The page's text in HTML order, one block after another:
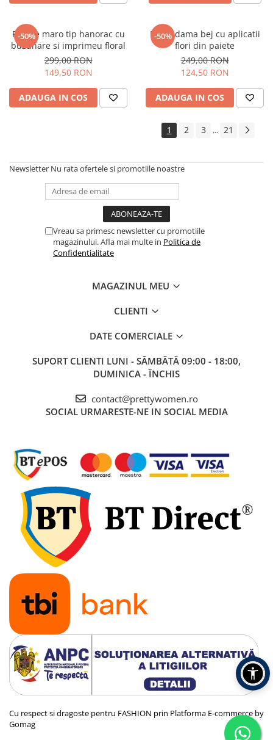
-50%
Rochie maro tip hanorac cu
buzunare si imprimeu floral
299,00 RON
149,50 RON
ADAUGA IN COS
-50%
Bluza dama bej cu aplicatii
flori din paiete
249,00 RON
124,50 RON
ADAUGA IN COS
1 2 3 ... 21
Newsletter Nu rata ofertele si promotiile noastre
Vreau sa primesc newsletter cu promotiile
magazinului. Afla mai multe in Politica de
Confidentialitate
MAGAZINUL MEU
CLIENTI
DATE COMERCIALE
SUPORT CLIENTI LUNI - SÂMBĂTĂ 09:00 - 18:00,
DUMINICA - ÎNCHIS
contact@prettywomen.ro
SOCIAL URMARESTE-NE IN SOCIAL MEDIA
Cu respect si dragoste pentru FASHION prin Platforma E-commerce by
Gomag